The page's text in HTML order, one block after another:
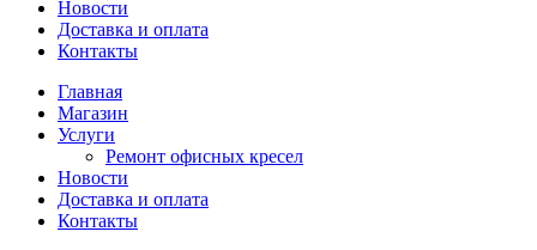
Новости
Доставка и оплата
Контакты
Главная
Магазин
Услуги
Ремонт офисных кресел
Новости
Доставка и оплата
Контакты